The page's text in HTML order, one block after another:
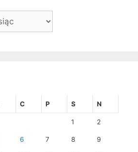
C P S N
1 2
6 7 8 9